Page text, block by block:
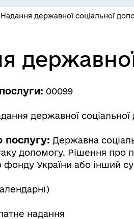
Надання державної соціальної
00099
державної
послугу: Державна
допомогу. Рішення про
фонду України або інший
надання